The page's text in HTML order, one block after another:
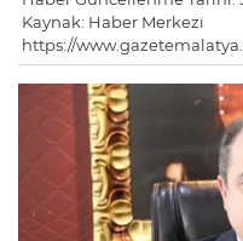
Kaynak: Haber Merkezi
https://